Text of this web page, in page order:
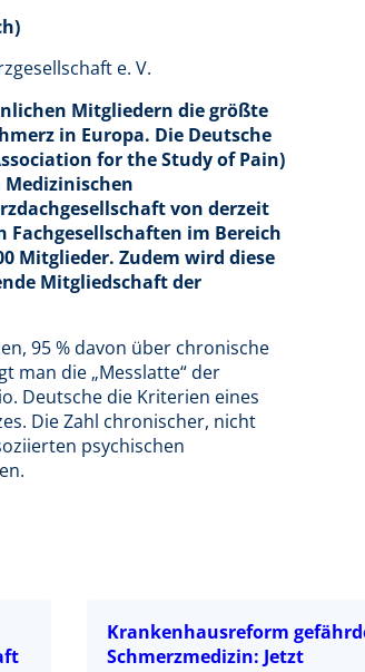
e. V.
Mitgliedern die größte
in Europa. Die Deutsche
for the Study of Pain)
Medizinischen
von derzeit
im Bereich
Mitglieder. Zudem wird diese
Mitgliedschaft der
95 % davon über chronische
man die „Messlatte“ der
Deutsche die Kriterien eines
Die Zahl chronischer, nicht
psychischen
Krankenhausreform
Schmerzmedizin: Jetzt